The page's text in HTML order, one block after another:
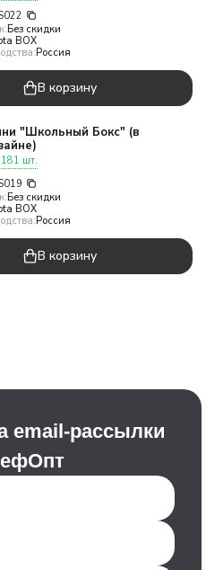
Без скидки
BOX
Россия
В корзину
"Школьный Бокс" (в
шт.
Без скидки
BOX
Россия
В корзину
email-рассылки